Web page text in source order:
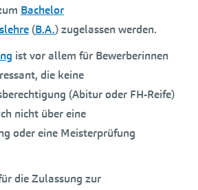
Bachelor
(B.A.) zugelassen werden.
ist vor allem für Bewerberinnen
die keine
(Abitur oder FH-Reife)
nicht über eine
oder eine Meisterprüfung
die Zulassung zur